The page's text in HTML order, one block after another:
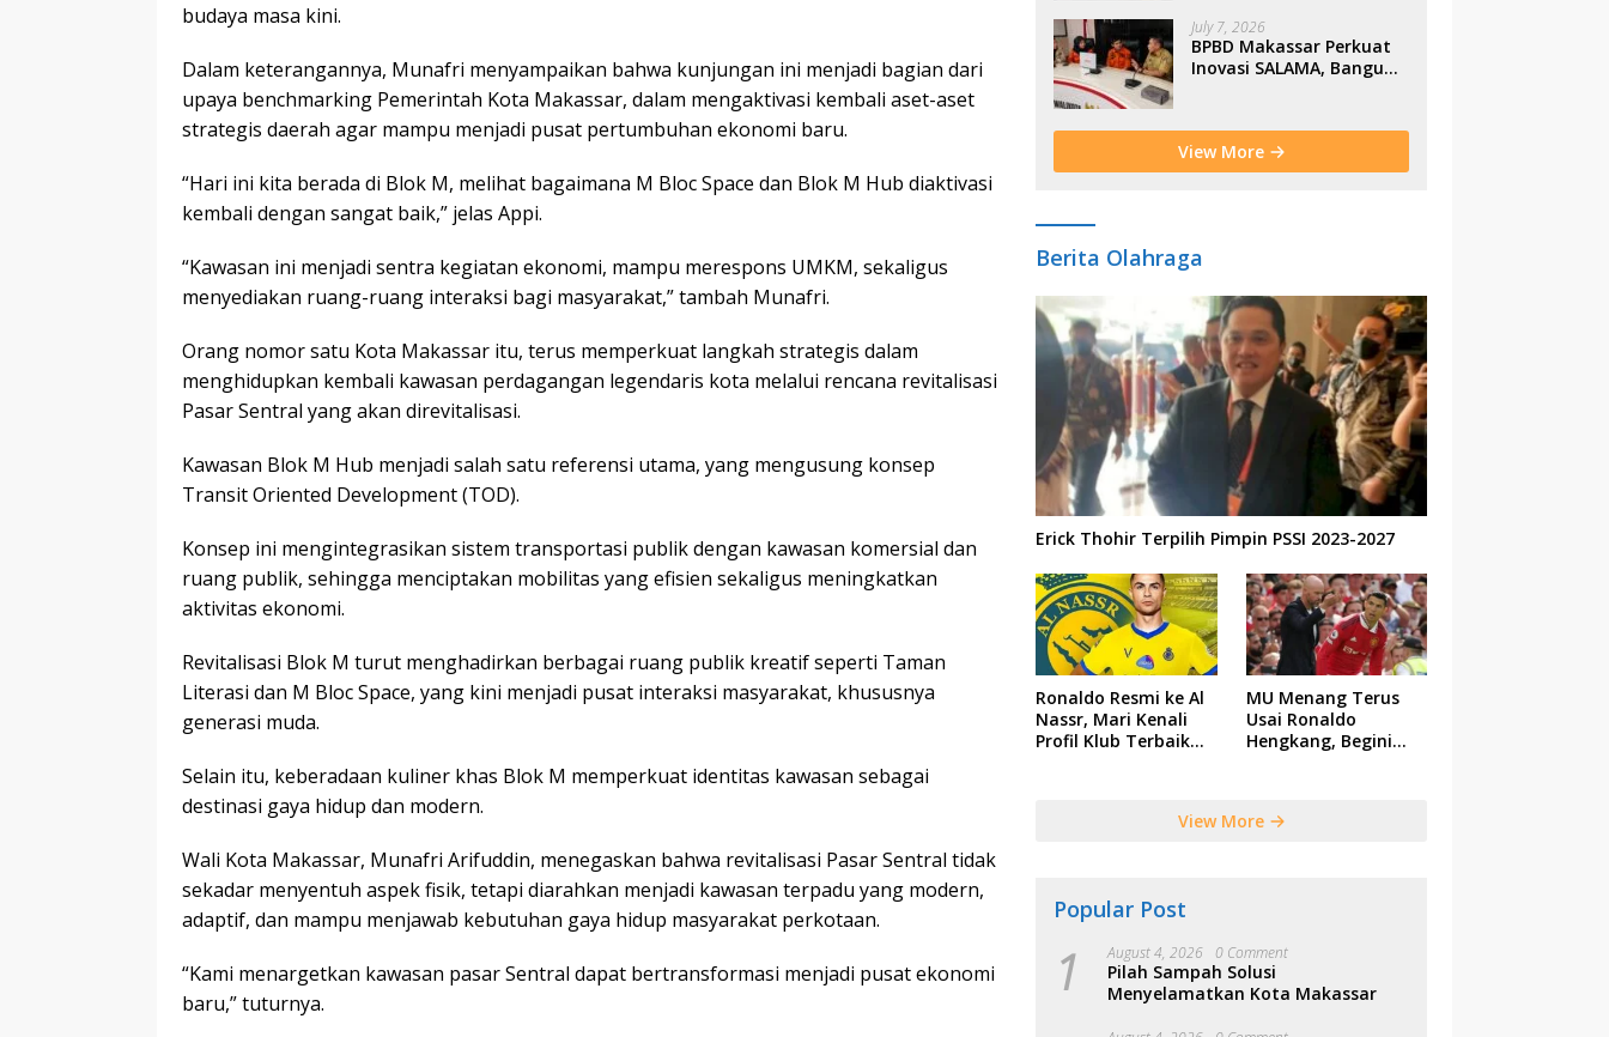
budaya masa kini.
Dalam keterangannya, Munafri menyampaikan bahwa kunjungan ini menjadi bagian dari
upaya benchmarking Pemerintah Kota Makassar, dalam mengaktivasi kembali aset-aset
strategis daerah agar mampu menjadi pusat pertumbuhan ekonomi baru.
“Hari ini kita berada di Blok M, melihat bagaimana M Bloc Space dan Blok M Hub diaktivasi
kembali dengan sangat baik,” jelas Appi.
“Kawasan ini menjadi sentra kegiatan ekonomi, mampu merespons UMKM, sekaligus
menyediakan ruang-ruang interaksi bagi masyarakat,” tambah Munafri.
Orang nomor satu Kota Makassar itu, terus memperkuat langkah strategis dalam
menghidupkan kembali kawasan perdagangan legendaris kota melalui rencana revitalisasi
Pasar Sentral yang akan direvitalisasi.
Kawasan Blok M Hub menjadi salah satu referensi utama, yang mengusung konsep
Transit Oriented Development (TOD).
Konsep ini mengintegrasikan sistem transportasi publik dengan kawasan komersial dan
ruang publik, sehingga menciptakan mobilitas yang efisien sekaligus meningkatkan
aktivitas ekonomi.
Revitalisasi Blok M turut menghadirkan berbagai ruang publik kreatif seperti Taman
Literasi dan M Bloc Space, yang kini menjadi pusat interaksi masyarakat, khususnya
generasi muda.
Selain itu, keberadaan kuliner khas Blok M memperkuat identitas kawasan sebagai
destinasi gaya hidup dan modern.
Wali Kota Makassar, Munafri Arifuddin, menegaskan bahwa revitalisasi Pasar Sentral tidak
sekadar menyentuh aspek fisik, tetapi diarahkan menjadi kawasan terpadu yang modern,
adaptif, dan mampu menjawab kebutuhan gaya hidup masyarakat perkotaan.
“Kami menargetkan kawasan pasar Sentral dapat bertransformasi menjadi pusat ekonomi
baru,” tuturnya.
BTP
July 7, 2026
BPBD Makassar Perkuat
Inovasi SALAMA, Bangun
View More
Berita Olahraga
Erick Thohir Terpilih Pimpin PSSI 2023-2027
Ronaldo Resmi ke Al
Nassr, Mari Kenali
Profil Klub Terbaik
MU Menang Terus
Usai Ronaldo
Hengkang, Begini
View More
Popular Post
1 August 4, 2026 0 Comment
Pilah Sampah Solusi
Menyelamatkan Kota Makassar